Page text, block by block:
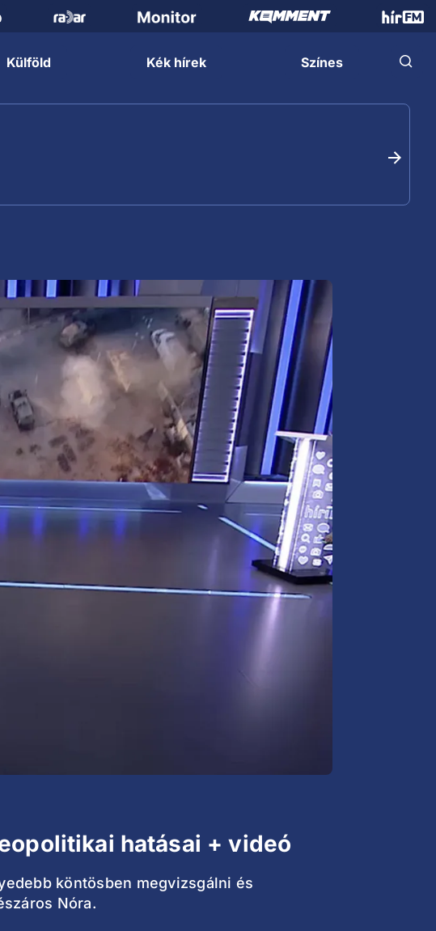
Külföld Kék hírek Színes
hatásai + videó
köntösben megvizsgálni és
Nóra.